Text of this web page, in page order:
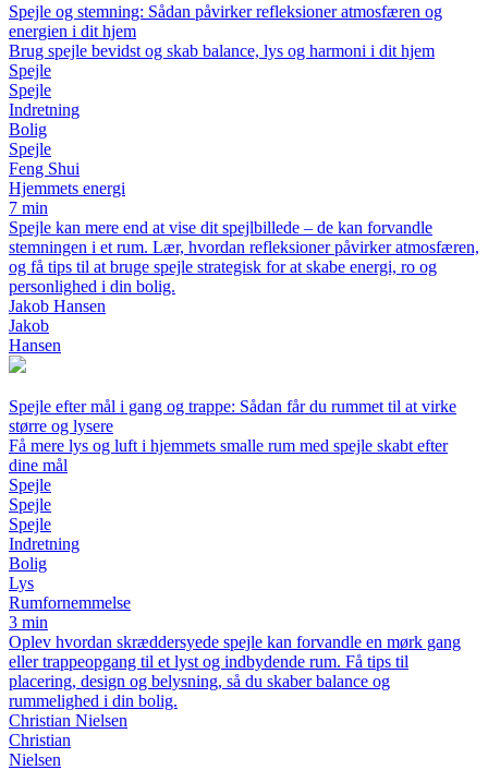
Spejle og stemning: Sådan påvirker refleksioner atmosfæren og
energien i dit hjem
Brug spejle bevidst og skab balance, lys og harmoni i dit hjem
Spejle
Spejle
Indretning
Bolig
Spejle
Feng Shui
Hjemmets energi
7 min
Spejle kan mere end at vise dit spejlbillede – de kan forvandle
stemningen i et rum. Lær, hvordan refleksioner påvirker atmosfæren,
og få tips til at bruge spejle strategisk for at skabe energi, ro og
personlighed i din bolig.
Jakob Hansen
Jakob
Hansen
Spejle efter mål i gang og trappe: Sådan får du rummet til at virke
større og lysere
Få mere lys og luft i hjemmets smalle rum med spejle skabt efter
dine mål
Spejle
Spejle
Spejle
Indretning
Bolig
Lys
Rumfornemmelse
3 min
Oplev hvordan skræddersyede spejle kan forvandle en mørk gang
eller trappeopgang til et lyst og indbydende rum. Få tips til
placering, design og belysning, så du skaber balance og
rummelighed i din bolig.
Christian Nielsen
Christian
Nielsen